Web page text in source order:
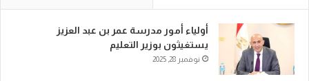
أولياء أمور مدرسة عمر بن عبد العزيز
يستغيثون بوزير التعليم
نوفمبر 28, 2025